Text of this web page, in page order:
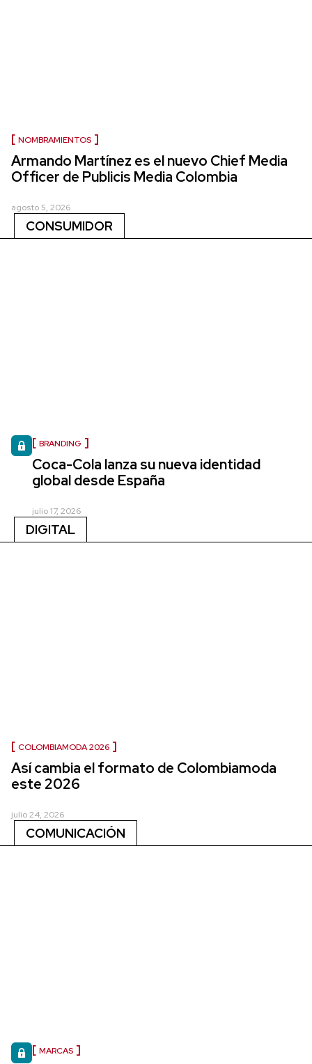
NOMBRAMIENTOS
Armando Martínez es el nuevo Chief Media
Officer de Publicis Media Colombia
agosto 5, 2026
CONSUMIDOR
BRANDING
Coca-Cola lanza su nueva identidad
global desde España
julio 17, 2026
DIGITAL
COLOMBIAMODA 2026
Así cambia el formato de Colombiamoda
este 2026
julio 24, 2026
COMUNICACIÓN
MARCAS